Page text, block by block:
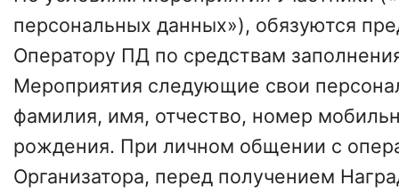
персональных данных»), обязуются
Оператору ПД по средствам
Мероприятия следующие свои
фамилия, имя, отчество, номер
рождения. При личном общении с
Организатора, перед получением